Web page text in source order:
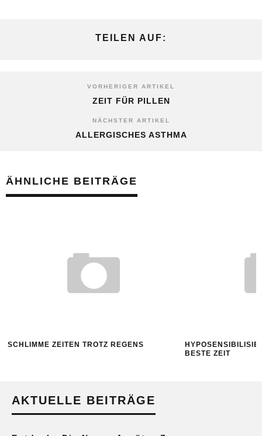
TEILEN AUF:
VORHERIGER ARTIKEL
ZEIT FÜR PILLEN
NÄCHSTER ARTIKEL
ALLERGISCHES ASTHMA
ÄHNLICHE BEITRÄGE
SCHLIMME ZEITEN TROTZ REGENS
BESTE ZEIT
AKTUELLE BEITRÄGE